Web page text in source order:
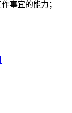
事宜的能力；